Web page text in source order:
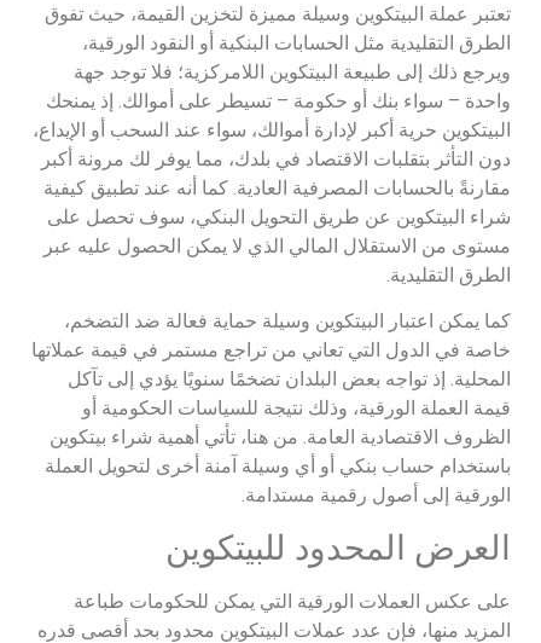
تعتبر عملة البيتكوين وسيلة مميزة لتخزين القيمة، حيث تفوق
الطرق التقليدية مثل الحسابات البنكية أو النقود الورقية،
ويرجع ذلك إلى طبيعة البيتكوين اللامركزية؛ فلا توجد جهة
واحدة – سواء بنك أو حكومة – تسيطر على أموالك. إذ يمنحك
البيتكوين حرية أكبر لإدارة أموالك، سواء عند السحب أو الإيداع،
دون التأثر بتقلبات الاقتصاد في بلدك، مما يوفر لك مرونة أكبر
مقارنةً بالحسابات المصرفية العادية. كما أنه عند تطبيق كيفية
شراء البيتكوين عن طريق التحويل البنكي، سوف تحصل على
مستوى من الاستقلال المالي الذي لا يمكن الحصول عليه عبر
الطرق التقليدية.
كما يمكن اعتبار البيتكوين وسيلة حماية فعالة ضد التضخم،
خاصة في الدول التي تعاني من تراجع مستمر في قيمة عملاتها
المحلية. إذ تواجه بعض البلدان تضخمًا سنويًا يؤدي إلى تآكل
قيمة العملة الورقية، وذلك نتيجة للسياسات الحكومية أو
الظروف الاقتصادية العامة. من هنا، تأتي أهمية شراء بيتكوين
باستخدام حساب بنكي أو أي وسيلة آمنة أخرى لتحويل العملة
الورقية إلى أصول رقمية مستدامة.
العرض المحدود للبيتكوين
على عكس العملات الورقية التي يمكن للحكومات طباعة
المزيد منها، فإن عدد عملات البيتكوين محدود بحد أقصى قدره